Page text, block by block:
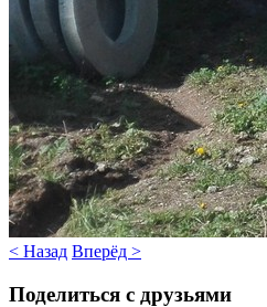
< Назад Вперёд >
Поделиться с друзьями